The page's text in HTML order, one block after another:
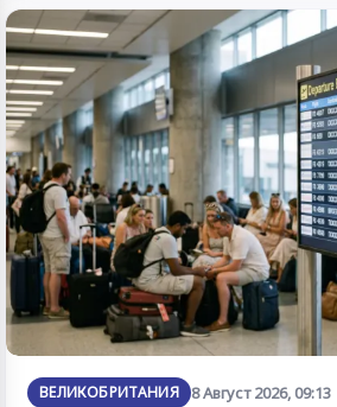
ВЕЛИКОБРИТАНИЯ 8 Август 2026, 09:13